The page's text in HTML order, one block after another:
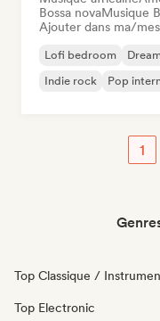
Bossa novaMusique
Ajouter dans ma/
Lofi bedroom
Indie rock
Pop
1
Top Classique /
Top Electronic